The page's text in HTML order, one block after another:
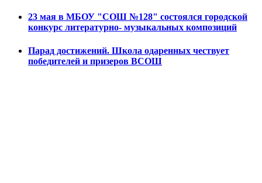
23 мая в МБОУ "СОШ №128" состоялся городской
конкурс литературно- музыкальных композиций
Парад достижений. Школа одаренных чествует
победителей и призеров ВСОШ